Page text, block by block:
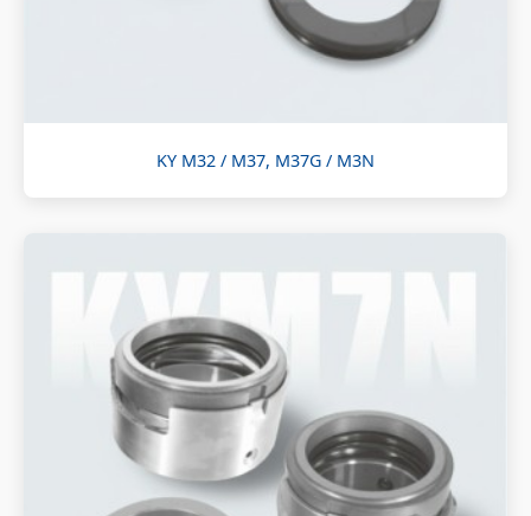
KY M32 / M37, M37G / M3N